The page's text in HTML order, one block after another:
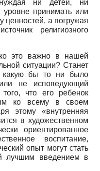
ни детей, ни
уровне принимать или
ценностей, а погружая
религиозного
это важно в нашей
ситуации? Станет
какую бы то ни было
не исповедующий
что его ребенок
ко всему в своем
этому «внутренняя
в художественном
ориентированное
воспитание,
опыт могут стать
лучшим введением в